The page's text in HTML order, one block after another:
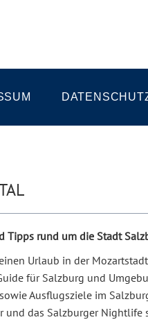
Tipps rund um die Stadt
Urlaub in der
für Salzburg und
Ausflugsziele im
und das Salzburger